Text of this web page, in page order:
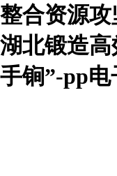
整合资源
湖北锻造
手锏”-pp电